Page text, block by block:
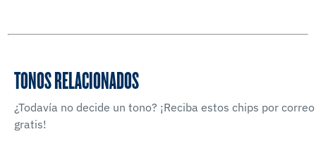
TONOS RELACIONADOS
¿Todavía no decide un tono? ¡Reciba estos chips por correo
gratis!